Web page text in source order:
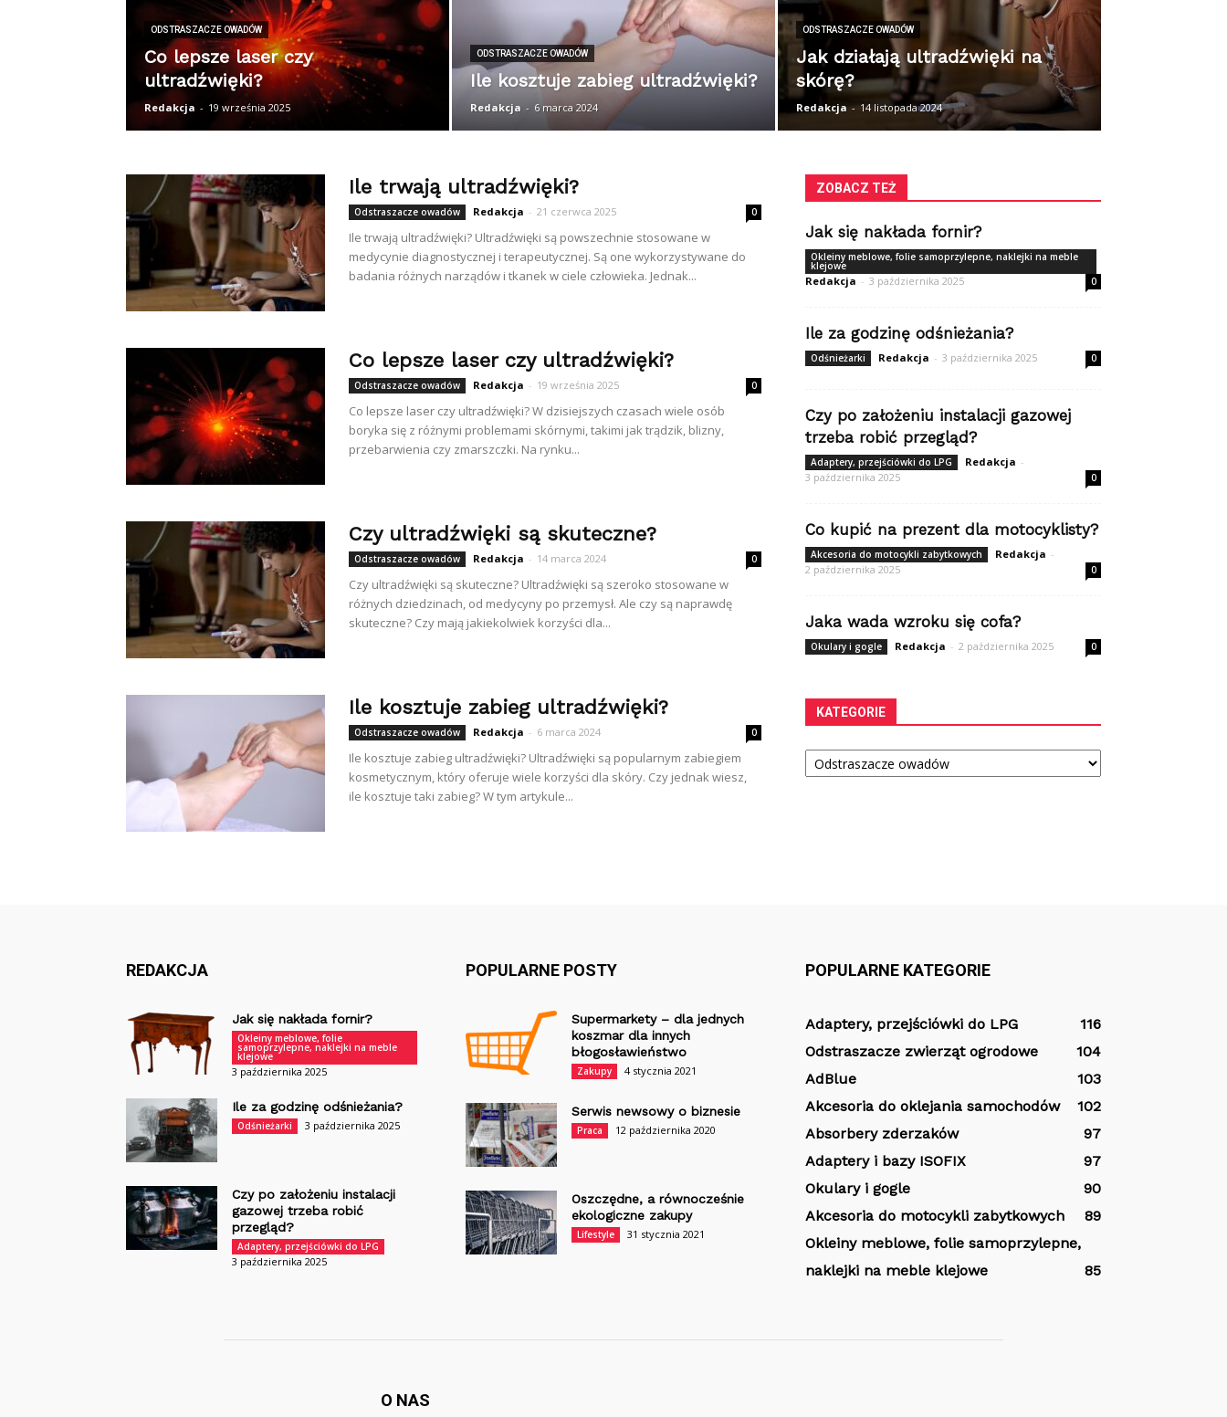
ODSTRASZACZE OWADÓW
Co lepsze laser czy
ultradźwięki?
Redakcja - 19 września 2025
ODSTRASZACZE OWADÓW
Ile kosztuje zabieg ultradźwięki?
Redakcja - 6 marca 2024
ODSTRASZACZE OWADÓW
Jak działają ultradźwięki na
skórę?
Redakcja - 14 listopada 2024
Ile trwają ultradźwięki?
Odstraszacze owadów Redakcja - 21 czerwca 2025 0
Ile trwają ultradźwięki? Ultradźwięki są powszechnie stosowane w
medycynie diagnostycznej i terapeutycznej. Są one wykorzystywane do
badania różnych narządów i tkanek w ciele człowieka. Jednak...
Co lepsze laser czy ultradźwięki?
Odstraszacze owadów Redakcja - 19 września 2025 0
Co lepsze laser czy ultradźwięki? W dzisiejszych czasach wiele osób
boryka się z różnymi problemami skórnymi, takimi jak trądzik, blizny,
przebarwienia czy zmarszczki. Na rynku...
Czy ultradźwięki są skuteczne?
Odstraszacze owadów Redakcja - 14 marca 2024 0
Czy ultradźwięki są skuteczne? Ultradźwięki są szeroko stosowane w
różnych dziedzinach, od medycyny po przemysł. Ale czy są naprawdę
skuteczne? Czy mają jakiekolwiek korzyści dla...
Ile kosztuje zabieg ultradźwięki?
Odstraszacze owadów Redakcja - 6 marca 2024 0
Ile kosztuje zabieg ultradźwięki? Ultradźwięki są popularnym zabiegiem
kosmetycznym, który oferuje wiele korzyści dla skóry. Czy jednak wiesz,
ile kosztuje taki zabieg? W tym artykule...
ZOBACZ TEŻ
Jak się nakłada fornir?
Okleiny meblowe, folie samoprzylepne, naklejki na meble
klejowe
Redakcja - 3 października 2025 0
Ile za godzinę odśnieżania?
Odśnieżarki Redakcja - 3 października 2025 0
Czy po założeniu instalacji gazowej
trzeba robić przegląd?
Adaptery, przejściówki do LPG Redakcja -
3 października 2025
0
Co kupić na prezent dla motocyklisty?
Akcesoria do motocykli zabytkowych Redakcja -
2 października 2025
0
Jaka wada wzroku się cofa?
Okulary i gogle Redakcja - 2 października 2025 0
KATEGORIE
Kategorie
REDAKCJA
Jak się nakłada fornir?
Okleiny meblowe, folie
samoprzylepne, naklejki na meble
klejowe
3 października 2025
Ile za godzinę odśnieżania?
Odśnieżarki 3 października 2025
Czy po założeniu instalacji
gazowej trzeba robić
przegląd?
Adaptery, przejściówki do LPG
3 października 2025
POPULARNE POSTY
Supermarkety – dla jednych
koszmar dla innych
błogosławieństwo
Zakupy 4 stycznia 2021
Serwis newsowy o biznesie
Praca 12 października 2020
Oszczędne, a równocześnie
ekologiczne zakupy
Lifestyle 31 stycznia 2021
POPULARNE KATEGORIE
Adaptery, przejściówki do LPG
116
Odstraszacze zwierząt ogrodowe
104
AdBlue
103
Akcesoria do oklejania samochodów
102
Absorbery zderzaków
97
Adaptery i bazy ISOFIX
97
Okulary i gogle
90
Akcesoria do motocykli zabytkowych
89
Okleiny meblowe, folie samoprzylepne,
naklejki na meble klejowe
85
O NAS